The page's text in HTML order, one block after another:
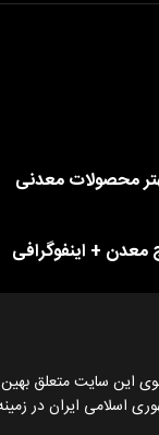
+ اینفوگرافی
این سایت متعلق بهین
اسلامی ایران در